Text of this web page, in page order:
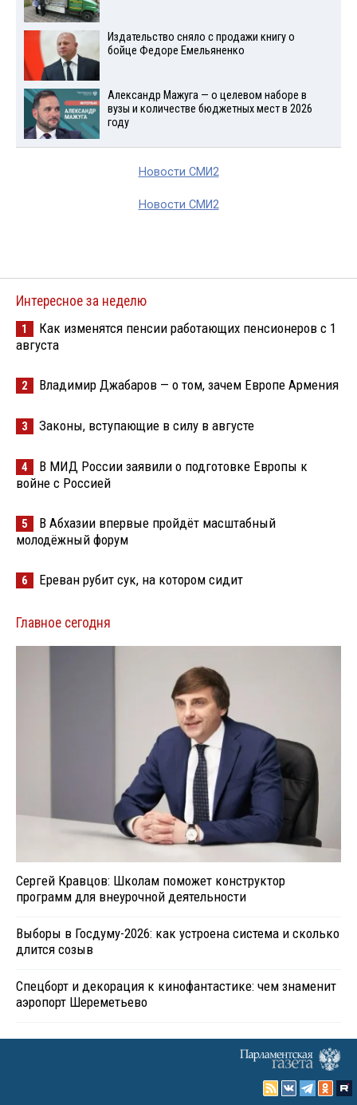
Издательство сняло с продажи книгу о
бойце Федоре Емельяненко
Александр Мажуга — о целевом наборе в
вузы и количестве бюджетных мест в 2026
году
Новости СМИ2
Новости СМИ2
Интересное за неделю
1
Как изменятся пенсии работающих пенсионеров с 1
августа
2 Владимир Джабаров — о том, зачем Европе Армения
3 Законы, вступающие в силу в августе
4
В МИД России заявили о подготовке Европы к
войне с Россией
5
В Абхазии впервые пройдёт масштабный
молодёжный форум
6 Ереван рубит сук, на котором сидит
Главное сегодня
Сергей Кравцов: Школам поможет конструктор
программ для внеурочной деятельности
Выборы в Госдуму-2026: как устроена система и сколько
длится созыв
Спецборт и декорация к кинофантастике: чем знаменит
аэропорт Шереметьево